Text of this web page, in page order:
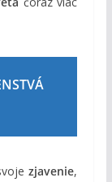
zjavenie,